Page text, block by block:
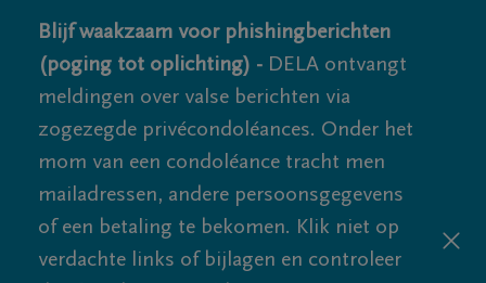
Blijf waakzaam voor phishingberichten
(poging tot oplichting) - DELA ontvangt
meldingen over valse berichten via
zogezegde privécondoléances. Onder het
mom van een condoléance tracht men
mailadressen, andere persoonsgegevens
of een betaling te bekomen. Klik niet op
verdachte links of bijlagen en controleer